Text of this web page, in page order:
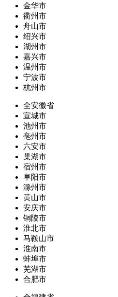
金华市
衢州市
舟山市
绍兴市
湖州市
嘉兴市
温州市
宁波市
杭州市
全安徽省
宣城市
池州市
亳州市
六安市
巢湖市
宿州市
阜阳市
滁州市
黄山市
安庆市
铜陵市
淮北市
马鞍山市
淮南市
蚌埠市
芜湖市
合肥市